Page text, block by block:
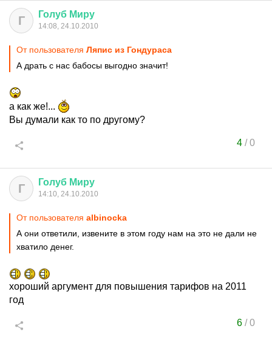
Г Голуб Миру
14:08, 24.10.2010
От пользователя Ляпис из Гондураса
А драть с нас бабосы выгодно значит!
а как же!...
Вы думали как то по другому?
4/0
Г Голуб Миру
14:10, 24.10.2010
От пользователя albinocka
А они ответили, извените в этом году нам на это не дали не
хватило денег.
хороший аргумент для повышения тарифов на 2011
год
6/0